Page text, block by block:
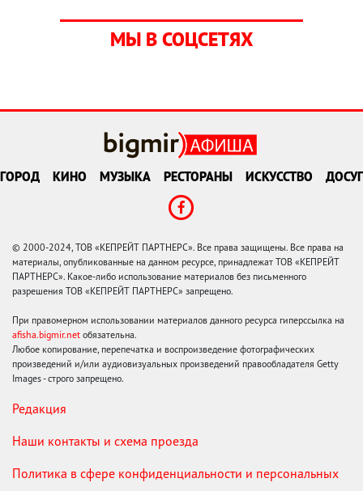
МЫ В СОЦСЕТЯХ
ГОРОД КИНО МУЗЫКА РЕСТОРАНЫ ИСКУССТВО ДОСУГ
© 2000-2024, ТОВ «КЕПРЕЙТ ПАРТНЕРС». Все права защищены. Все права на
материалы, опубликованные на данном ресурсе, принадлежат ТОВ «КЕПРЕЙТ
ПАРТНЕРС». Какое-либо использование материалов без письменного
разрешения ТОВ «КЕПРЕЙТ ПАРТНЕРС» запрещено.
При правомерном использовании материалов данного ресурса гиперссылка на
afisha.bigmir.net обязательна.
Любое копирование, перепечатка и воспроизведение фотографических
произведений и/или аудиовизуальных произведений правообладателя Getty
Images - строго запрещено.
Редакция
Наши контакты и схема проезда
Политика в сфере конфиденциальности и персональных